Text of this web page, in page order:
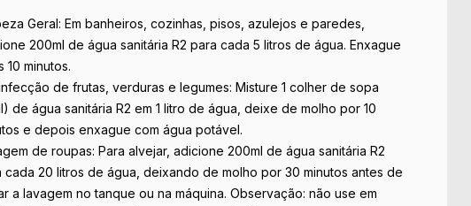
Geral: Em banheiros, cozinhas, pisos, azulejos e paredes,
200ml de água sanitária R2 para cada 5 litros de água. Enxague
10 minutos.
de frutas, verduras e legumes: Misture 1 colher de sopa
de água sanitária R2 em 1 litro de água, deixe de molho por 10
e depois enxague com água potável.
de roupas: Para alvejar, adicione 200ml de água sanitária R2
cada 20 litros de água, deixando de molho por 30 minutos antes de
a lavagem no tanque ou na máquina. Observação: não use em